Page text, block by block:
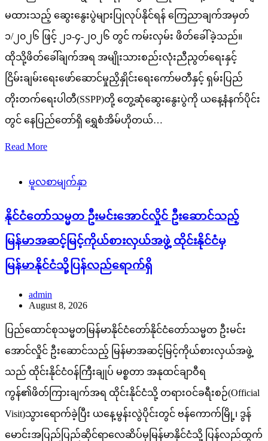
မထားသည့် ဆွေးနွေးပွဲများပြုလုပ်နိုင်ရန် ကြေညာချက်အမှတ်
၁/၂၀၂၆ ဖြင့် ၂၁-၄-၂၀၂၆ တွင် ကမ်းလှမ်း ဖိတ်ခေါ်ခဲ့သည်။
ထိုသို့ဖိတ်ခေါ်ချက်အရ အမျိုးသားစည်းလုံးညီညွတ်ရေးနှင့်
ငြိမ်းချမ်းရေးဖော်ဆောင်မှုညှိနှိုင်းရေးကော်မတီနှင့် ရှမ်းပြည်
တိုးတက်ရေးပါတီ(SSPP)တို့ တွေ့ဆုံဆွေးနွေးပွဲကို ယနေ့နံနက်ပိုင်း
တွင် နေပြည်တော်ရှိ ရွှေစံအိမ်ဟိုတယ်…
Read More
မူလစာမျက်နှာ
နိုင်ငံတော်သမ္မတ ဦးမင်းအောင်လှိုင် ဦးဆောင်သည့်
မြန်မာအဆင့်မြင့်ကိုယ်စားလှယ်အဖွဲ့ ထိုင်းနိုင်ငံမှ
မြန်မာနိုင်ငံသို့ပြန်လည်ရောက်ရှိ
admin
August 8, 2026
ပြည်ထောင်စုသမ္မတမြန်မာနိုင်ငံတော်နိုင်ငံတော်သမ္မတ ဦးမင်း
အောင်လှိုင် ဦးဆောင်သည့် မြန်မာအဆင့်မြင့်ကိုယ်စားလှယ်အဖွဲ့
သည် ထိုင်းနိုင်ငံဝန်ကြီးချုပ် မစ္စတာ အနုထင်ချာဝီရ
ကွန်၏ဖိတ်ကြားချက်အရ ထိုင်းနိုင်ငံသို့ တရားဝင်ခရီးစဉ်(Official
Visit)သွားရောက်ခဲ့ပြီး ယနေ့မွန်းလွဲပိုင်းတွင် ဗန်ကောက်မြို့၊ ဒွန်
မောင်းအပြည်ပြည်ဆိုင်ရာလေဆိပ်မှမြန်မာနိုင်ငံသို့ ပြန်လည်ထွက်